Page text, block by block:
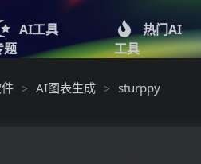
AI工具
题
热门AI
工具
> AI图表生成 > sturppy